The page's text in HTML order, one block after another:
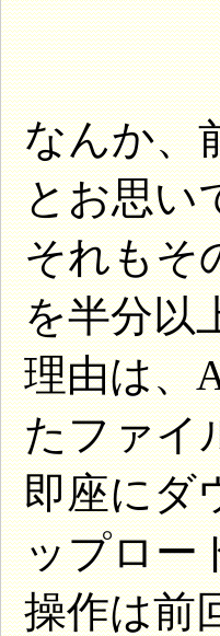
なんか、
とお思い
それもそ
を半分以
理由は、
たファイ
即座にダ
ップロー
操作は前